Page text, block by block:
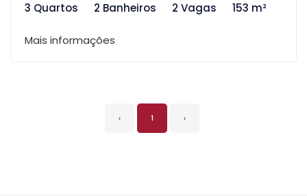
3 Quartos
2 Banheiros 2 Vagas 153 m²
Mais informações
‹ 1 ›